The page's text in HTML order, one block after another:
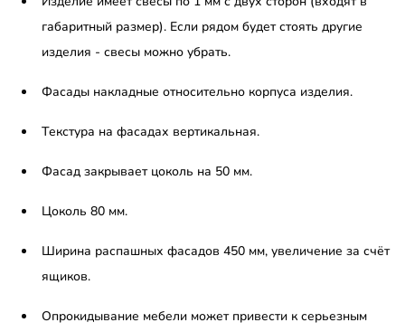
габаритный размер). Если рядом будет стоять другие
изделия - свесы можно убрать.
Фасады накладные относительно корпуса изделия.
Текстура на фасадах вертикальная.
Фасад закрывает цоколь на 50 мм.
Цоколь 80 мм.
Ширина распашных фасадов 450 мм, увеличение за счёт
ящиков.
Опрокидывание мебели может привести к серьезным